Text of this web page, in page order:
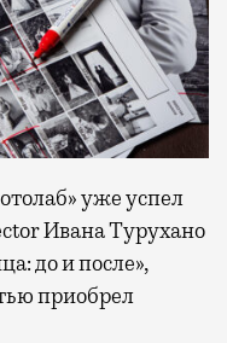
уже успел
Ивана Турухано
до и после»,
приобрел